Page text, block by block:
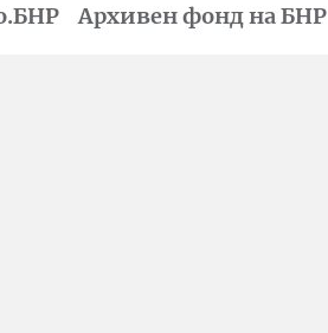
Архивен фонд на БНР